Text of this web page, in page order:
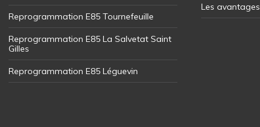
Reprogrammation E85 Tournefeuille
Reprogrammation E85 La Salvetat Saint
Gilles
Reprogrammation E85 Léguevin
Les